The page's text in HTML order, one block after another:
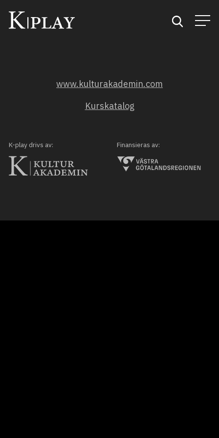
Kategorier
Mina favoriter
www.kulturakademin.com
Kurskatalog
K-play drivs av: Finansieras av: